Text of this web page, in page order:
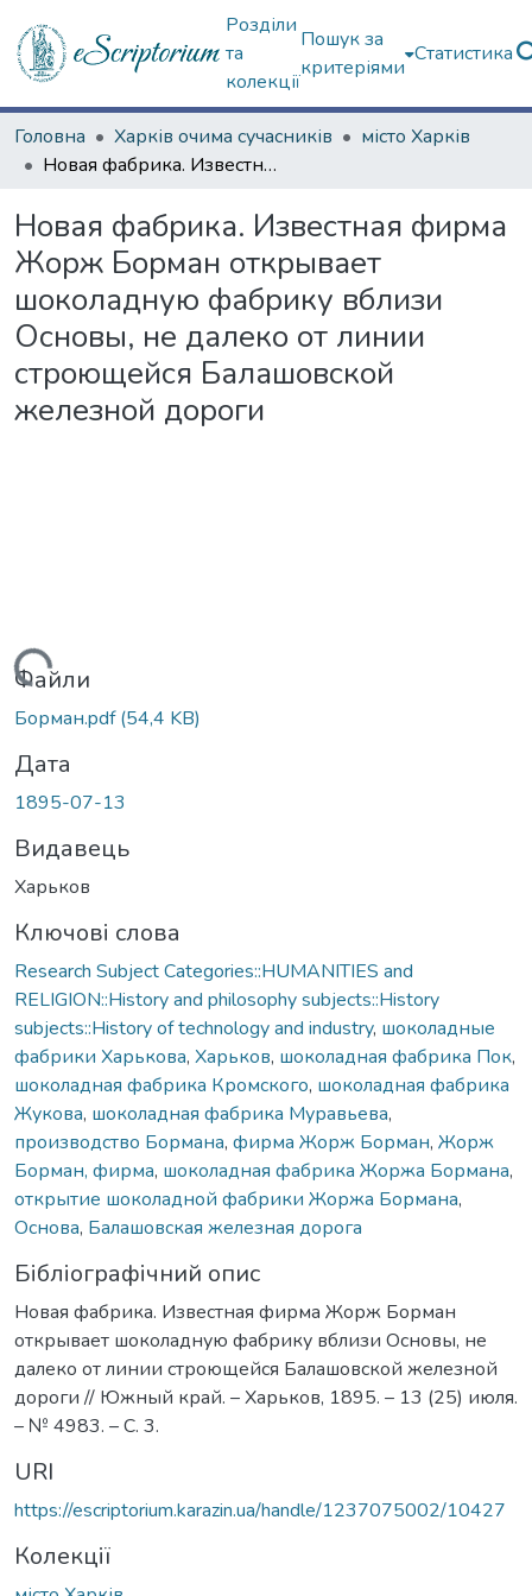
Розділи
та
колекції
Пошук за
критеріями
Статистика
Головна Харків очима сучасників
місто Харків
Новая фабрика. Известная фирма Жорж Борман открывает шоколадную фабрику вблизи Основы, не далеко от линии строющейся Балашовской железной дороги
Новая фабрика. Известная фирма
Жорж Борман открывает
шоколадную фабрику вблизи
Основы, не далеко от линии
строющейся Балашовской
железной дороги
Вантажиться...
Файли
Борман.pdf(54,4 KB)
Дата
1895-07-13
Видавець
Харьков
Ключові слова
Research Subject Categories::HUMANITIES and
RELIGION::History and philosophy subjects::History
subjects::History of technology and industry, шоколадные
фабрики Харькова, Харьков, шоколадная фабрика Пок,
шоколадная фабрика Кромского, шоколадная фабрика
Жукова, шоколадная фабрика Муравьева,
производство Бормана, фирма Жорж Борман, Жорж
Борман, фирма, шоколадная фабрика Жоржа Бормана,
открытие шоколадной фабрики Жоржа Бормана,
Основа, Балашовская железная дорога
Бібліографічний опис
Новая фабрика. Известная фирма Жорж Борман
открывает шоколадную фабрику вблизи Основы, не
далеко от линии строющейся Балашовской железной
дороги // Южный край. – Харьков, 1895. – 13 (25) июля.
– № 4983. – С. 3.
URI
https://escriptorium.karazin.ua/handle/1237075002/10427
Колекції